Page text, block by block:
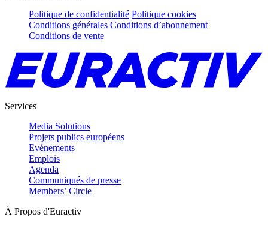
Politique de confidentialité Politique cookies
Conditions générales Conditions d’abonnement
Conditions de vente
Services
Media Solutions
Projets publics européens
Evénements
Emplois
Agenda
Communiqués de presse
Members’ Circle
À Propos d'Euractiv